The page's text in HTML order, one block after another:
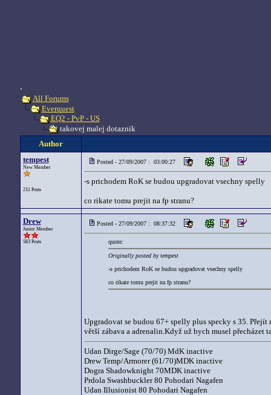
.
All Forums
Everquest
EQ2 - PvP - US
takovej malej dotaznik
Author
tempest
New Member
231 Posts
Posted - 27/09/2007 : 03:00:27
-s prichodem RoK se budou upgradovat vsechny spelly
co rikate tomu prejit na fp stranu?
Drew
Junior Member
583 Posts
Posted - 27/09/2007 : 08:37:32
quote:
Originally posted by tempest
-s prichodem RoK se budou upgradovat vsechny spelly
co rikate tomu prejit na fp stranu?
Upgradovat se budou 67+ spelly plus specky s 35.
větší zábava a adrenalin.Když už bych musel přecházet
Udan Dirge/Sage (70/70) MdK inactive
Drew Temp/Armorer (61/70)MDK inactive
Dogra Shadowknight 70MDK inactive
Prdola Swashbuckler 80 Pohodari Nagafen
Udan Illusionist 80 Pohodari Nagafen